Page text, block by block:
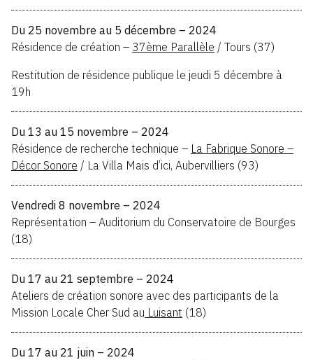
Du 25 novembre au 5 décembre – 2024
Résidence de création – 37ème Parallèle / Tours (37)
Restitution de résidence publique le jeudi 5 décembre à
19h
Du 13 au 15 novembre – 2024
Résidence de recherche technique – La Fabrique Sonore –
Décor Sonore / La Villa Mais d’ici, Aubervilliers (93)
Vendredi 8 novembre – 2024
Représentation – Auditorium du Conservatoire de Bourges
(18)
Du 17 au 21 septembre – 2024
Ateliers de création sonore avec des participants de la
Mission Locale Cher Sud au Luisant (18)
Du 17 au 21 juin – 2024